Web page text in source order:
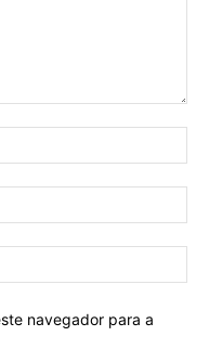
navegador para a